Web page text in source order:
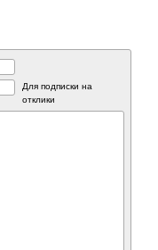
Для подписки на
отклики